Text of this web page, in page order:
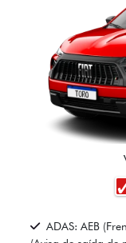
ADAS: AEB